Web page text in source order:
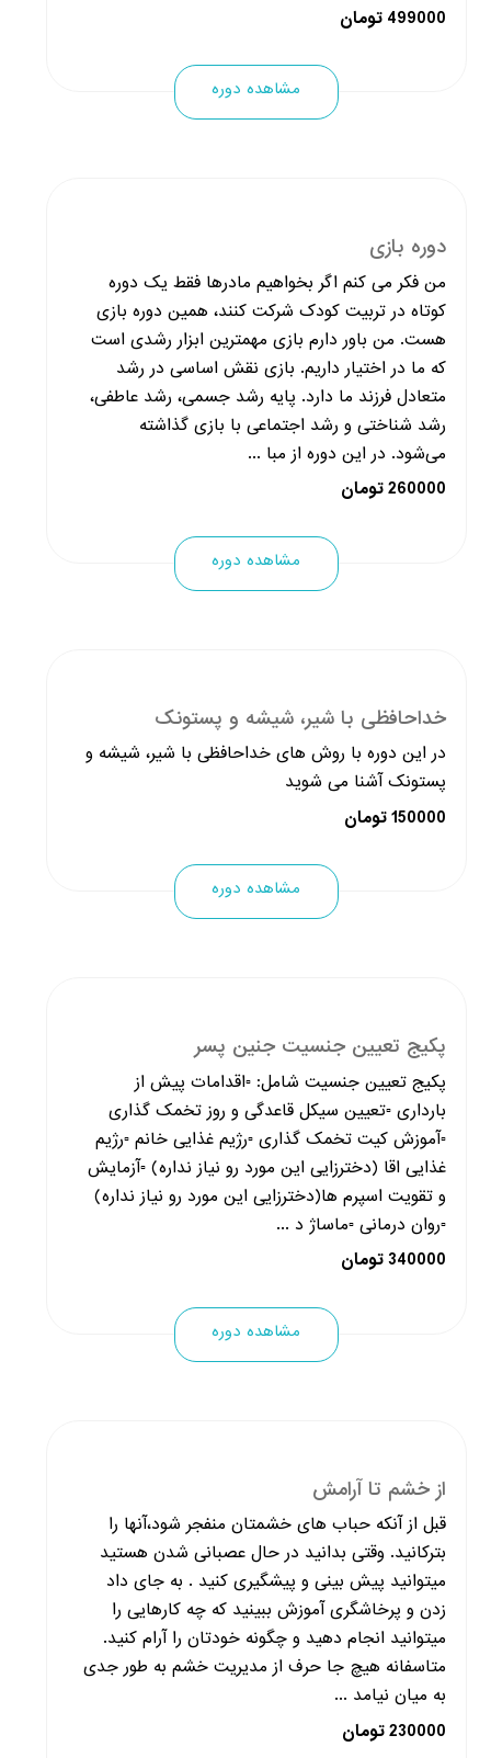
499000 تومان
مشاهده دوره
دوره بازی
من فکر می کنم اگر بخواهیم مادرها فقط یک دوره
کوتاه در تربیت کودک شرکت کنند، همین دوره بازی
هست. من باور دارم بازی مهمترین ابزار رشدی است
که ما در اختیار داریم. بازی نقش اساسی در رشد
متعادل فرزند ما دارد. پایه رشد جسمی، رشد عاطفی،
رشد شناختی و رشد اجتماعی با بازی گذاشته
می‌شود. در این دوره از مبا ...
260000 تومان
مشاهده دوره
خداحافظی با شیر، شیشه و پستونک
در این دوره با روش های خداحافظی با شیر، شیشه و
پستونک آشنا می شوید
150000 تومان
مشاهده دوره
پکیج تعیین جنسیت جنین پسر
پکیج تعیین جنسیت شامل: ▫️اقدامات پیش از
بارداری ▫️تعیین سیکل قاعدگی و روز تخمک گذاری
▫️آموزش کیت تخمک گذاری ▫️رژیم غذایی خانم ▫️رژیم
غذایی اقا (دخترزایی این مورد رو نیاز نداره) ▫️آزمایش
و تقویت اسپرم ها(دخترزایی این مورد رو نیاز نداره)
▫️روان درمانی ▫️ماساژ د ...
340000 تومان
مشاهده دوره
از خشم تا آرامش
قبل از آنکه حباب های خشمتان منفجر شود،آنها را
بترکانید. وقتی بدانید در حال عصبانی شدن هستید
میتوانید پیش بینی و پیشگیری کنید . به جای داد
زدن و پرخاشگری آموزش ببینید که چه کارهایی را
میتوانید انجام دهید و چگونه خودتان را آرام کنید.
متاسفانه هیچ جا حرف از مدیریت خشم به طور جدی
به میان نیامد ...
230000 تومان